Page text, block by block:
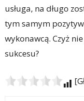
usługa, na długo
tym samym
wykonawcą. Czyż
sukcesu?